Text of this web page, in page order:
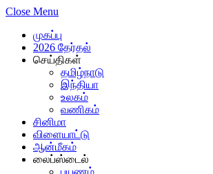
Close Menu
முகப்பு
2026 தேர்தல்
செய்திகள்
தமிழ்நாடு
இந்தியா
உலகம்
வணிகம்
சினிமா
விளையாட்டு
ஆன்மீகம்
லைப்ஸ்டைல்
பயணம்